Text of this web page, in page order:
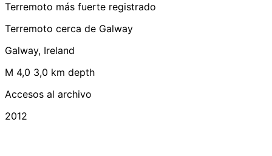
Terremoto más fuerte registrado
Terremoto cerca de Galway
Galway, Ireland
M 4,0 3,0 km depth
Accesos al archivo
2012